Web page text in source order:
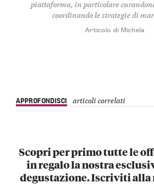
piattaforma, in particolare
coordinando le strategie di
Articolo di Michela
APPROFONDISCI articoli correlati
Scopri per primo tutte le
in regalo la nostra
degustazione. Iscriviti